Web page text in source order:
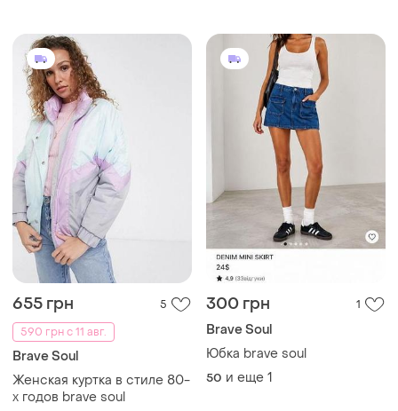
655 грн
5
590 грн с 11 авг.
Brave Soul
Женская куртка в стиле 80-
х годов brave soul
300 грн 1
Brave Soul
Юбка brave soul
50 и еще 1